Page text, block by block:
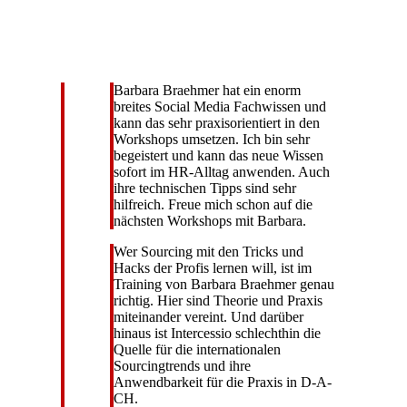
Barbara Braehmer hat ein enorm
breites Social Media Fachwissen und
kann das sehr praxisorientiert in den
Workshops umsetzen. Ich bin sehr
begeistert und kann das neue Wissen
sofort im HR-Alltag anwenden. Auch
ihre technischen Tipps sind sehr
hilfreich. Freue mich schon auf die
nächsten Workshops mit Barbara.
Wer Sourcing mit den Tricks und
Hacks der Profis lernen will, ist im
Training von Barbara Braehmer genau
richtig. Hier sind Theorie und Praxis
miteinander vereint. Und darüber
hinaus ist Intercessio schlechthin die
Quelle für die internationalen
Sourcingtrends und ihre
Anwendbarkeit für die Praxis in D-A-
CH.